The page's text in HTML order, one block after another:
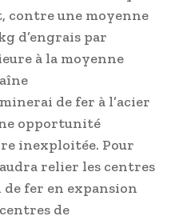
contre une moyenne
d’engrais par
à la moyenne
de fer à l’acier
opportunité
inexploitée. Pour
relier les centres
fer en expansion
de